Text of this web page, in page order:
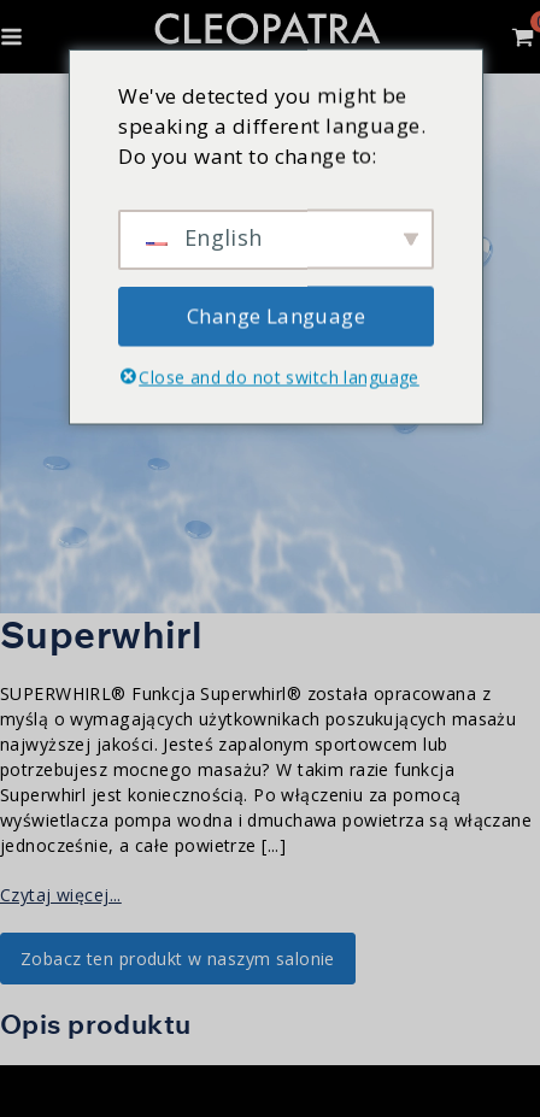
Superwhirl
SUPERWHIRL® Funkcja Superwhirl® została opracowana z
myślą o wymagających użytkownikach poszukujących masażu
najwyższej jakości. Jesteś zapalonym sportowcem lub
potrzebujesz mocnego masażu? W takim razie funkcja
Superwhirl jest koniecznością. Po włączeniu za pomocą
wyświetlacza pompa wodna i dmuchawa powietrza są włączane
jednocześnie, a całe powietrze [...]
Czytaj więcej...
Zobacz ten produkt w naszym salonie
Opis produktu
We've detected you might be
speaking a different language.
Do you want to change to:
English
Change Language
Close and do not switch language